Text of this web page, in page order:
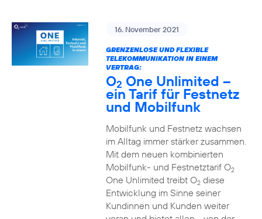
16. November 2021
GRENZENLOSE UND FLEXIBLE
TELEKOMMUNIKATION IN EINEM
VERTRAG:
O2 One Unlimited –
ein Tarif für Festnetz
und Mobilfunk
Mobilfunk und Festnetz wachsen
im Alltag immer stärker zusammen.
Mit dem neuen kombinierten
Mobilfunk- und Festnetztarif O2
One Unlimited treibt O2diese
Entwicklung im Sinne seiner
Kundinnen und Kunden weiter